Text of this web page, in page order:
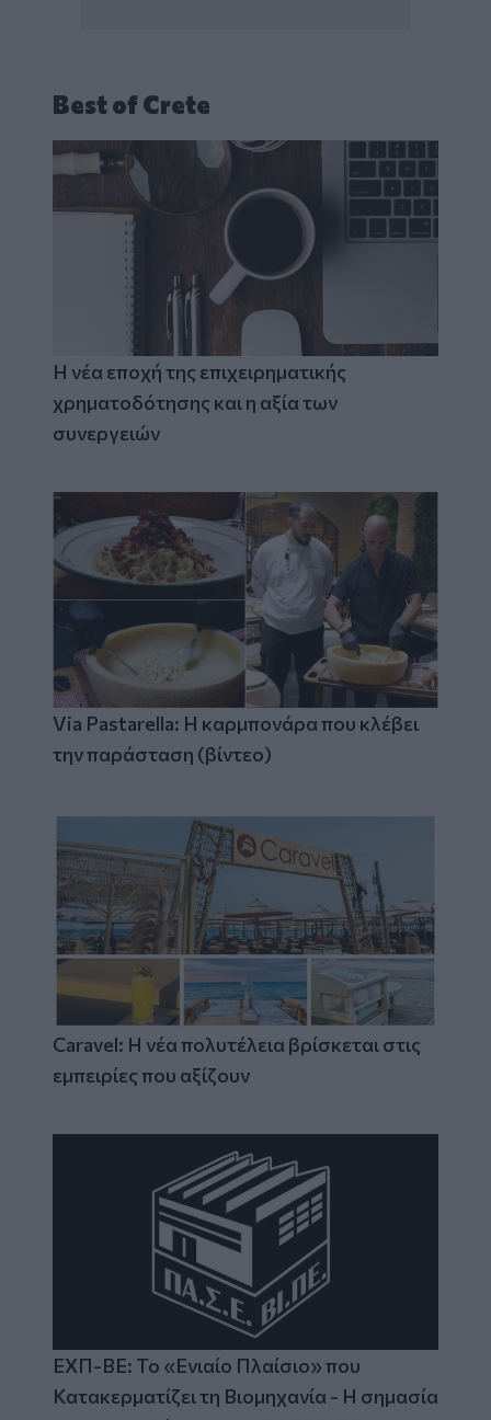
Best of Crete
Η νέα εποχή της επιχειρηματικής
χρηματοδότησης και η αξία των
συνεργειών
Via Pastarella: Η καρμπονάρα που κλέβει
την παράσταση (βίντεο)
Caravel: Η νέα πολυτέλεια βρίσκεται στις
εμπειρίες που αξίζουν
ΕΧΠ-ΒΕ: Το «Ενιαίο Πλαίσιο» που
Κατακερματίζει τη Βιομηχανία - Η σημασία